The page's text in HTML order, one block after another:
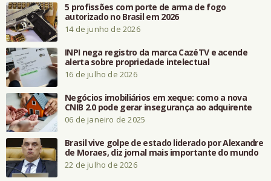
5 profissões com porte de arma de fogo
autorizado no Brasil em 2026
14 de junho de 2026
INPI nega registro da marca CazéTV e acende
alerta sobre propriedade intelectual
16 de julho de 2026
Negócios imobiliários em xeque: como a nova
CNIB 2.0 pode gerar insegurança ao adquirente
06 de janeiro de 2025
Brasil vive golpe de estado liderado por Alexandre
de Moraes, diz jornal mais importante do mundo
22 de julho de 2026